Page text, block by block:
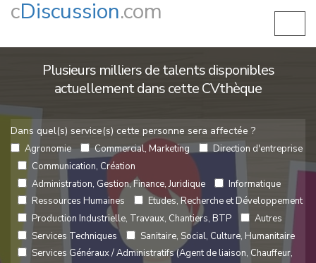
cDiscussion.com
Plusieurs milliers de talents disponibles
actuellement dans cette CVthèque
Dans quel(s) service(s) cette personne sera affectée ?
Agronomie Commercial, Marketing
Direction d'entreprise
Communication, Création
Administration, Gestion, Finance, Juridique
Informatique
Ressources Humaines
Etudes, Recherche et Développement
Production Industrielle, Travaux, Chantiers, BTP
Autres
Services Techniques
Sanitaire, Social, Culture, Humanitaire
Services Généraux / Administratifs (Agent de liaison, Chauffeur,